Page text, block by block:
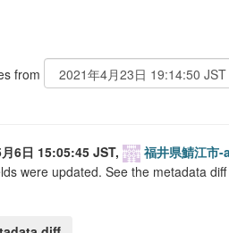
from
6日 15:05:45 JST, 福井県鯖江市-
were updated. See the metadata